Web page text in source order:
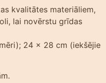
kvalitātes materiāliem,
lai novērstu grīdas
24 x 28 cm (iekšējie